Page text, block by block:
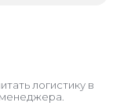
логистику в